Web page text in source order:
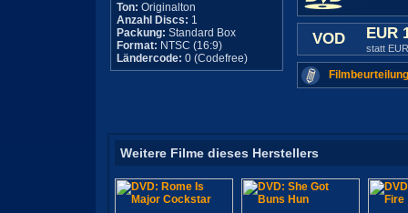
Ton: Originalton
Anzahl Discs: 1
Packung: Standard Box
Format: NTSC (16:9)
Ländercode: 0 (Codefree)
VOD EUR
statt
Weitere Filme dieses Herstellers